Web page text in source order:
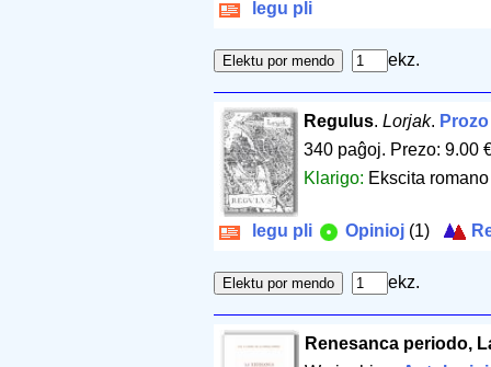
legu pli
ekz.
Regulus. Lorjak.
340 paĝoj. Prezo: 9.00
Klarigo: Ekscita
legu pli Opinioj (1)
ekz.
Renesanca periodo,